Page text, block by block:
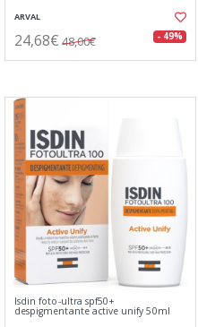
ARVAL
24,68€ 48,00€ - 49%
Isdin foto-ultra spf50+
despigmentante active unify 50ml